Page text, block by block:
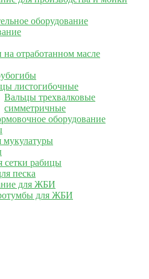
оборудование
на отработанном масле
листогибочные
Вальцы трехвалковые
симметричные
оборудование
мукулатуры
сетки рабицы
песка
для ЖБИ
для ЖБИ